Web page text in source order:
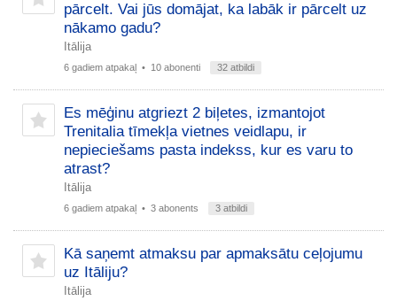
pārcelt. Vai jūs domājat, ka labāk ir pārcelt uz
nākamo gadu?
Itālija
6 gadiem atpakaļ • 10 abonenti 32 atbildi
Es mēģinu atgriezt 2 biļetes, izmantojot
Trenitalia tīmekļa vietnes veidlapu, ir
nepieciešams pasta indekss, kur es varu to
atrast?
Itālija
6 gadiem atpakaļ • 3 abonents 3 atbildi
Kā saņemt atmaksu par apmaksātu ceļojumu
uz Itāliju?
Itālija